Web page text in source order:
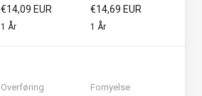
€14,09 EUR
1 År
€14,69 EUR
1 År
Overføring Fornyelse